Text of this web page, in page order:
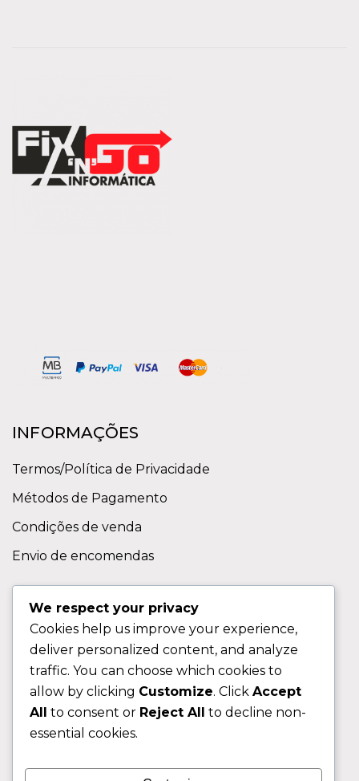
INFORMAÇÕES
Termos/Política de Privacidade
Métodos de Pagamento
Condições de venda
Envio de encomendas
Contactos
Sobre nos
FAQ (Perguntas Frequentes)
CLIENTE
Área do Cliente
We respect your privacy
Cookies help us improve your experience,
deliver personalized content, and analyze
traffic. You can choose which cookies to
allow by clicking Customize. Click Accept
All to consent or Reject All to decline non-
essential cookies.